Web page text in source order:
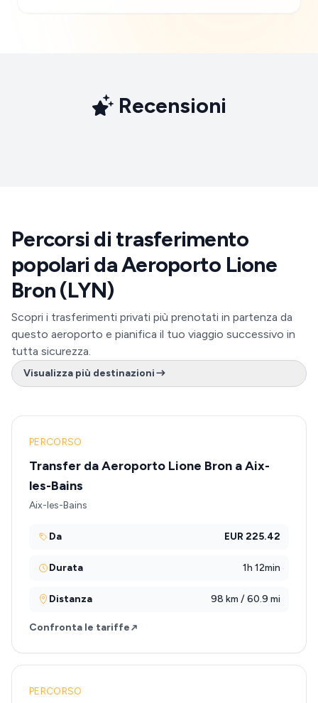
Recensioni
Percorsi di trasferimento
popolari da Aeroporto Lione
Bron (LYN)
Scopri i trasferimenti privati più prenotati in partenza da
questo aeroporto e pianifica il tuo viaggio successivo in
tutta sicurezza.
Visualizza più destinazioni
PERCORSO
Transfer da Aeroporto Lione Bron a Aix-
les-Bains
Aix-les-Bains
Da EUR 225.42
Durata 1h 12min
Distanza 98 km / 60.9 mi
Confronta le tariffe
PERCORSO